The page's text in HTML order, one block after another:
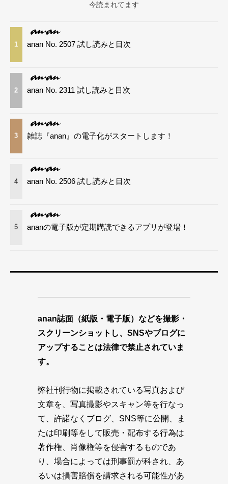
今読まれてます
1 anan No. 2507 試し読みと目次
2 anan No. 2311 試し読みと目次
3 雑誌『anan』の電子化がスタートします！
4 anan No. 2506 試し読みと目次
5 ananの電子版が定期購読できるアプリが登場！
anan誌面（紙版・電子版）などを撮影・
スクリーンショットし、SNSやブログに
アップすることは法律で禁止されていま
す。
弊社刊行物に掲載されている写真および
文章を、写真撮影やスキャン等を行なっ
て、許諾なくブログ、SNS等に公開、ま
たは印刷等をして販売・配布する行為は
著作権、肖像権等を侵害するものであ
り、場合によっては刑事罰が科され、あ
るいは損害賠償を請求される可能性があ